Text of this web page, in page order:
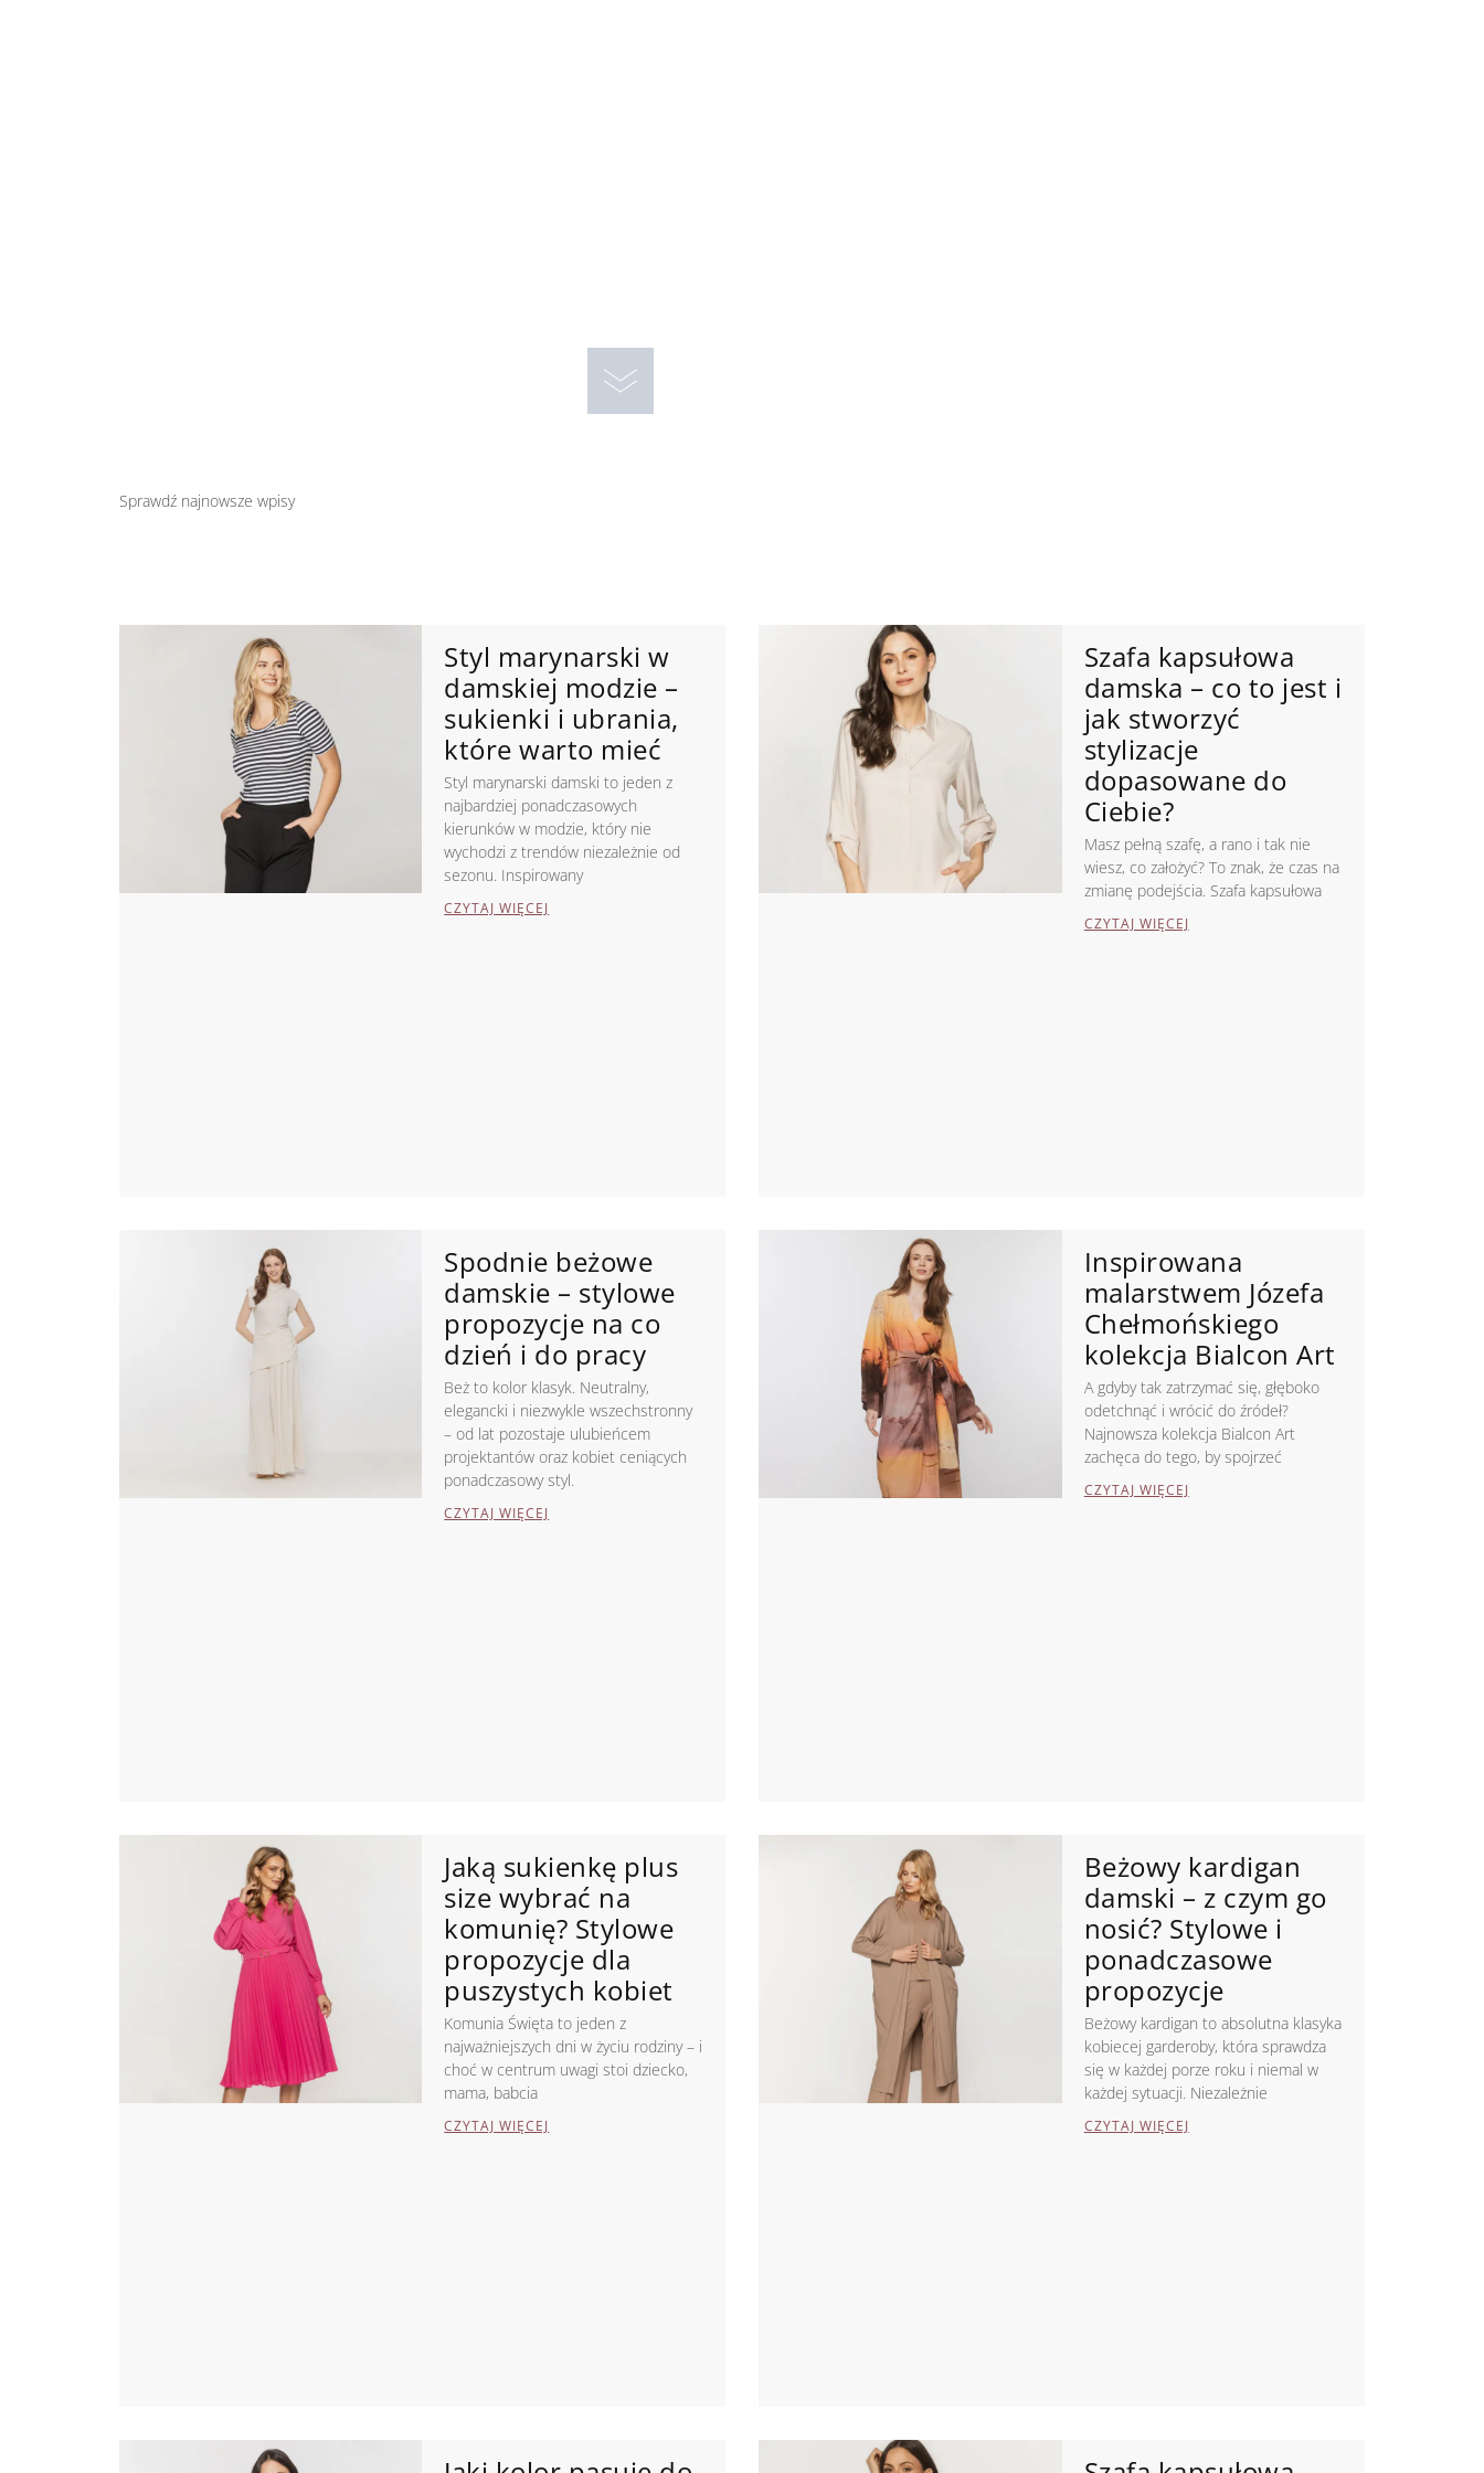
Sprawdź najnowsze wpisy
Styl marynarski w
damskiej modzie –
sukienki i ubrania,
które warto mieć
Styl marynarski damski to jeden z
najbardziej ponadczasowych
kierunków w modzie, który nie
wychodzi z trendów niezależnie od
sezonu. Inspirowany
CZYTAJ WIĘCEJ
Szafa kapsułowa
damska – co to jest i
jak stworzyć
stylizacje
dopasowane do
Ciebie?
Masz pełną szafę, a rano i tak nie
wiesz, co założyć? To znak, że czas na
zmianę podejścia. Szafa kapsułowa
CZYTAJ WIĘCEJ
Spodnie beżowe
damskie – stylowe
propozycje na co
dzień i do pracy
Beż to kolor klasyk. Neutralny,
elegancki i niezwykle wszechstronny
– od lat pozostaje ulubieńcem
projektantów oraz kobiet ceniących
ponadczasowy styl.
CZYTAJ WIĘCEJ
Inspirowana
malarstwem Józefa
Chełmońskiego
kolekcja Bialcon Art
A gdyby tak zatrzymać się, głęboko
odetchnąć i wrócić do źródeł?
Najnowsza kolekcja Bialcon Art
zachęca do tego, by spojrzeć
CZYTAJ WIĘCEJ
Jaką sukienkę plus
size wybrać na
komunię? Stylowe
propozycje dla
puszystych kobiet
Komunia Święta to jeden z
najważniejszych dni w życiu rodziny – i
choć w centrum uwagi stoi dziecko,
mama, babcia
CZYTAJ WIĘCEJ
Beżowy kardigan
damski – z czym go
nosić? Stylowe i
ponadczasowe
propozycje
Beżowy kardigan to absolutna klasyka
kobiecej garderoby, która sprawdza
się w każdej porze roku i niemal w
każdej sytuacji. Niezależnie
CZYTAJ WIĘCEJ